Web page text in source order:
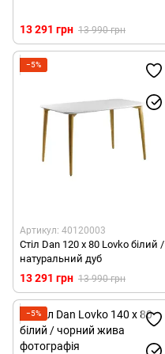
13 291 грн 13 990 грн
−5%
Артикул: 40120003
Стіл Dan 120 х 80 Lovko білий /
натуральний дуб
13 291 грн 13 990 грн
−5%